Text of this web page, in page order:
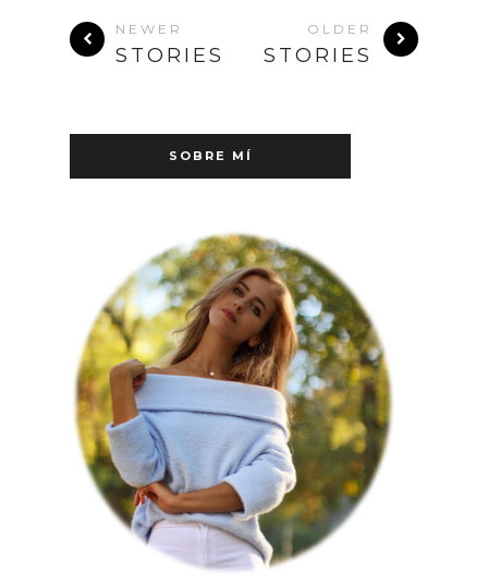
NEWER
STORIES
OLDER
STORIES
SOBRE MÍ